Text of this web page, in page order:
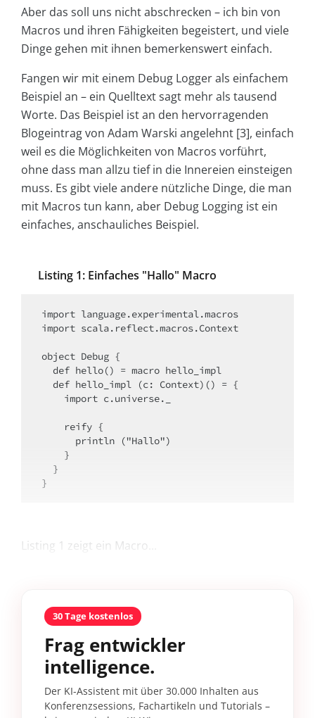
Aber das soll uns nicht abschrecken – ich bin von
Mac­ros und ihren Fähigkeiten begeistert, und viele
Dinge gehen mit ihnen bemerkenswert einfach.
Fangen wir mit einem Debug Logger als einfachem
Beispiel an – ein Quelltext sagt mehr als tausend
Worte. Das Beispiel ist an den hervorragenden
Blogeintrag von Adam Warski angelehnt [3], einfach
weil es die Möglichkeiten von Macros vorführt,
ohne dass man allzu tief in die Innereien einsteigen
muss. Es gibt viele andere nützliche Dinge, die man
mit Macros tun kann, aber Debug Logging ist ein
einfaches, anschauliches Beispiel.
Listing 1: Einfaches "Hallo" Macro
import language.experimental.macros
import scala.reflect.macros.Context
object Debug {
}
Listing 1 zeigt ein Macro...
30 Tage kostenlos
Frag entwickler
intelligence.
Der KI-Assistent mit über 30.000 Inhalten aus
Konferenzsessions, Fachartikeln und Tutorials –